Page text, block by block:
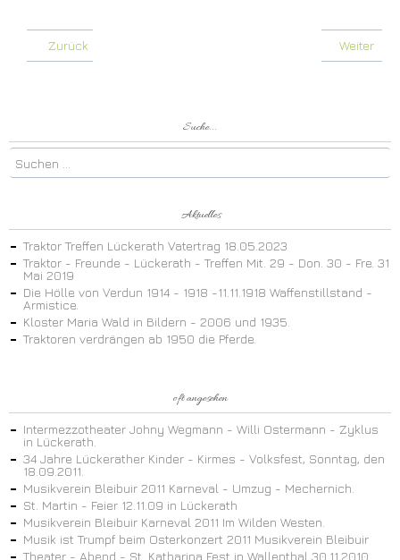
Zurück Weiter
Suche...
Aktuelles
Traktor Treffen Lückerath Vatertrag 18.05.2023
Traktor - Freunde - Lückerath - Treffen Mit. 29 - Don. 30 - Fre. 31
Mai 2019
Die Hölle von Verdun 1914 - 1918 -11.11.1918 Waffenstillstand -
Armistice.
Kloster Maria Wald in Bildern - 2006 und 1935.
Traktoren verdrängen ab 1950 die Pferde.
oft angesehen
Intermezzotheater Johny Wegmann - Willi Ostermann - Zyklus
in Lückerath.
34 Jahre Lückerather Kinder - Kirmes - Volksfest, Sonntag, den
18.09.2011.
Musikverein Bleibuir 2011 Karneval - Umzug - Mechernich.
St. Martin - Feier 12.11.09 in Lückerath
Musikverein Bleibuir Karneval 2011 Im Wilden Westen.
Musik ist Trumpf beim Osterkonzert 2011 Musikverein Bleibuir
Theater - Abend - St. Katharina Fest in Wallenthal 30.11.2010